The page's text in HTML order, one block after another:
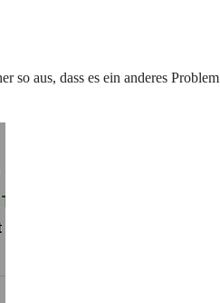
aus, dass es ein anderes